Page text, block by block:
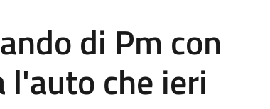
di Pm con
l'auto che ieri